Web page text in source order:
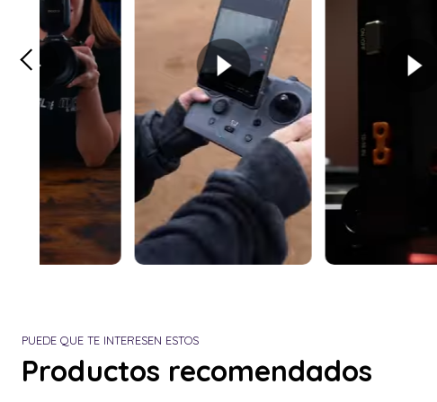
PUEDE QUE TE INTERESEN ESTOS
Productos recomendados